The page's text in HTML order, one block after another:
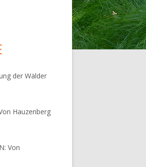
der Wälder
Hauzenberg
Von